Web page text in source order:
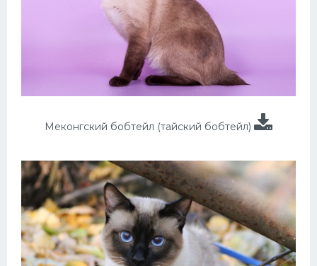
Меконгский бобтейл (тайский бобтейл)